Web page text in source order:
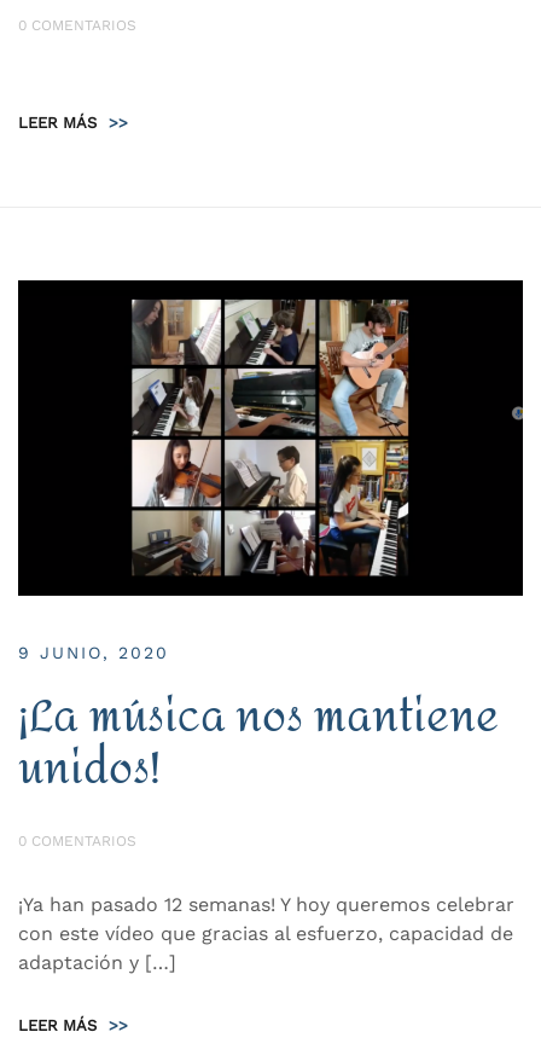
0 COMENTARIOS
LEER MÁS >>
9 JUNIO, 2020
¡La música nos mantiene
unidos!
0 COMENTARIOS
¡Ya han pasado 12 semanas! Y hoy queremos celebrar
con este vídeo que gracias al esfuerzo, capacidad de
adaptación y […]
LEER MÁS >>